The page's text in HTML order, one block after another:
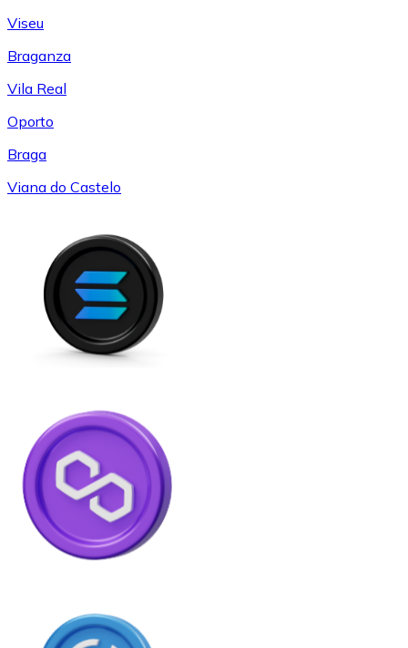
Viseu
Braganza
Vila Real
Oporto
Braga
Viana do Castelo